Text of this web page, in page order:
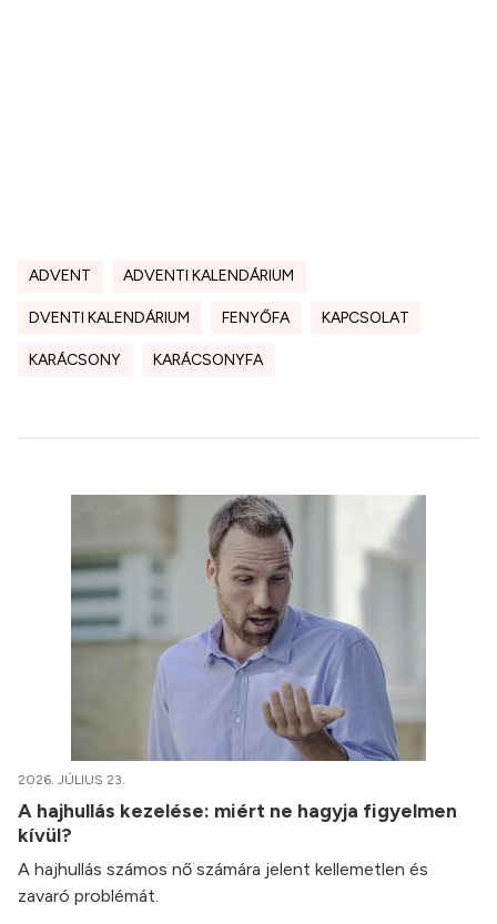
ADVENT ADVENTI KALENDÁRIUM
DVENTI KALENDÁRIUM FENYŐFA KAPCSOLAT
KARÁCSONY KARÁCSONYFA
2026. JÚLIUS 23.
A hajhullás kezelése: miért ne hagyja figyelmen
kívül?
A hajhullás számos nő számára jelent kellemetlen és
zavaró problémát.